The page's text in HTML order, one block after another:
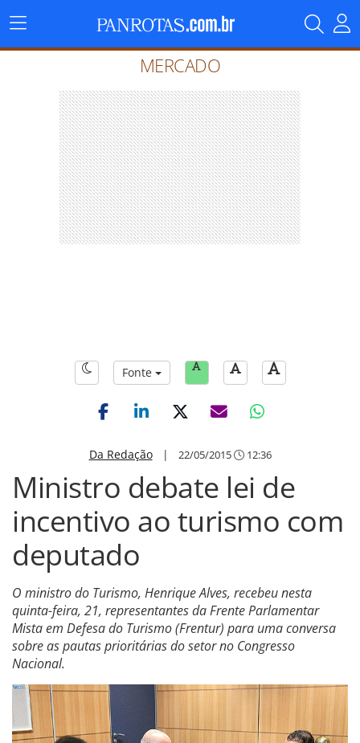
Menu
Principal
MERCADO
Fonte
Da Redação| 22/05/2015 12:36
Ministro debate lei de
incentivo ao turismo com
deputado
O ministro do Turismo, Henrique Alves, recebeu nesta
quinta-feira, 21, representantes da Frente Parlamentar
Mista em Defesa do Turismo (Frentur) para uma conversa
sobre as pautas prioritárias do setor no Congresso
Nacional.